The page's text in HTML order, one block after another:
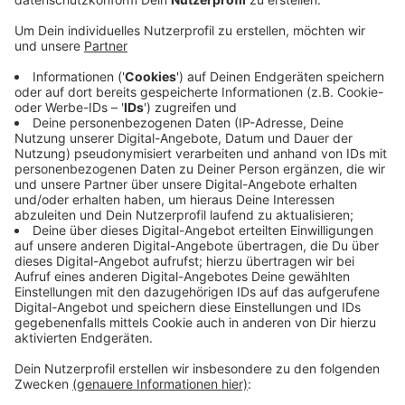
Anzeige
In Wesel wird das Klärwerk am Rhein für mehrere
Millionen Euro saniert. Die Stadtwerke erneuern das
Regenüberlaufbecken mit seinen vier Kammern. Sie
wurden 1978 gebaut und sind inzwischen in die Jahre
gekommen - unter anderem gibt es Risse im Beton
und platzende Fugendichtungen. Die Becken können
insgesamt 8500 Kubikmeter Wasser speichern.
Außerdem sollen einige Maßnahmen den Geruch an der
Kläranlage reduzieren. Im Januar sollen die Bauarbeiten
starten und zwei Jahre dauern.
Anzeige